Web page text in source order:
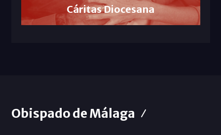
Cáritas Diocesana
Obispado de Málaga